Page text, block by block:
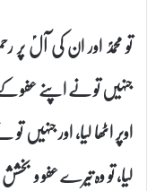
تو محمدؐ اور ان کی آلؑ پر
جنہیں تو نے اپنے
اوپر اٹھا لیا، اور
لیا، تو وہ تیرے عفو و